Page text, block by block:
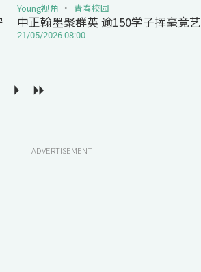
中正翰墨聚群英 逾150学子挥毫竞艺
Young视角 青春校园
21/05/2026 08:00
ADVERTISEMENT